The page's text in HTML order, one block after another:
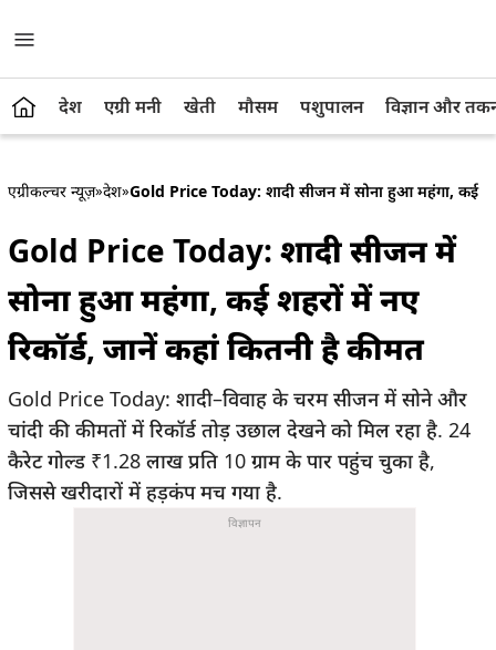
देश एग्री मनी खेती मौसम पशुपालन विज्ञान और
एग्रीकल्चर न्यूज़»देश»Gold Price Today: शादी सीजन में सोना हुआ महंगा, कई
Gold Price Today: शादी सीजन में
सोना हुआ महंगा, कई शहरों में नए
रिकॉर्ड, जानें कहां कितनी है कीमत
Gold Price Today: शादी–विवाह के चरम सीजन में सोने और
चांदी की कीमतों में रिकॉर्ड तोड़ उछाल देखने को मिल रहा है. 24
कैरेट गोल्ड ₹1.28 लाख प्रति 10 ग्राम के पार पहुंच चुका है,
जिससे खरीदारों में हड़कंप मच गया है.